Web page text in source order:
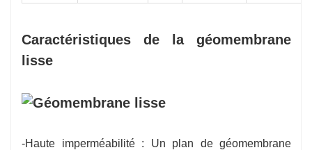
Caractéristiques de la géomembrane
lisse
-Haute imperméabilité : Un plan de géomembrane